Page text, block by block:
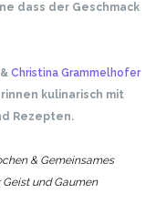
dass der Geschmack
Christina Grammelhofer
kulinarisch mit
Rezepten.
& Gemeinsames
und Gaumen